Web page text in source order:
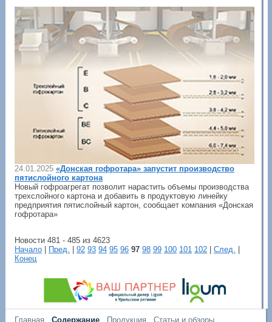
24.01.2025 «Донская гофротара» запустит производство
пятислойного картона
Новый гофроагрегат позволит нарастить объемы производства
трехслойного картона и добавить в продуктовую линейку
предприятия пятислойный картон, сообщает компания «Донская
гофротара»
Новости 481 - 485 из 4623
Начало
Пред. 92 93 94 95 96 97 98 99 100 101 102 След.
Конец
Главная Содержание Продукция Статьи и обзоры